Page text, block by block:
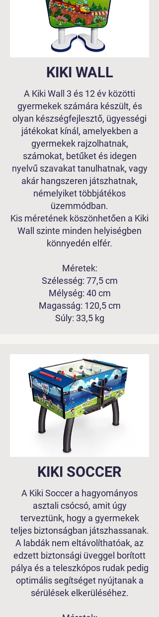
KIKI WALL
A Kiki Wall 3 és 12 év közötti
gyermekek számára készült, és
olyan készségfejlesztő, ügyességi
játékokat kínál, amelyekben a
gyermekek rajzolhatnak,
számokat, betűket és idegen
nyelvű szavakat tanulhatnak, vagy
akár hangszeren játszhatnak,
némelyiket többjátékos
üzemmódban.
Kis méretének köszönhetően a Kiki
Wall szinte minden helyiségben
könnyedén elfér.
Méretek:
Szélesség: 77,5 cm
Mélység: 40 cm
Magasság: 120,5 cm
Súly: 33,5 kg
KIKI SOCCER
A Kiki Soccer a hagyományos
asztali csócsó, amit úgy
terveztünk, hogy a gyermekek
teljes biztonságban játszhassanak.
A labdák nem eltávolíthatóak, az
edzett biztonsági üveggel borított
pálya és a teleszkópos rudak pedig
optimális segítséget nyújtanak a
sérülések elkerüléséhez.